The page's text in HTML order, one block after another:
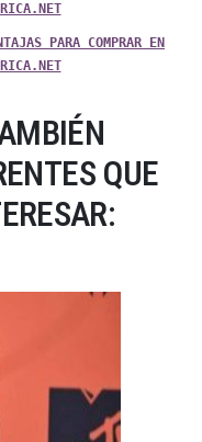
PARA COMPRAR EN
QUE